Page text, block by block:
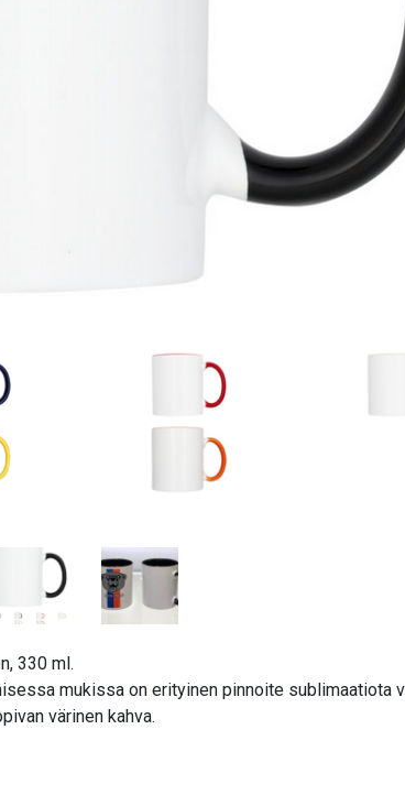
330 ml.
mukissa on erityinen pinnoite sublimaatiota
värinen kahva.